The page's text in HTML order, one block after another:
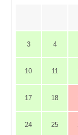
3 4
10 11
17 18
24 25